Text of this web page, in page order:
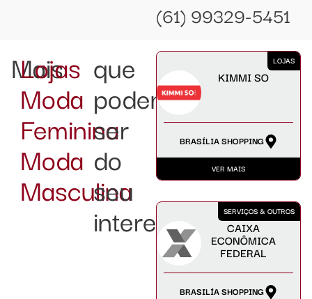
(61) 99329-5451
Mais
Lojas
Moda
Feminina
Moda
Masculina
que
podem
ser
do
seu
interesse:
LOJAS
KIMMI SO
BRASÍLIA SHOPPING
VER MAIS
SERVIÇOS & OUTROS
CAIXA
ECONÔMICA
FEDERAL
BRASILÍA SHOPPING